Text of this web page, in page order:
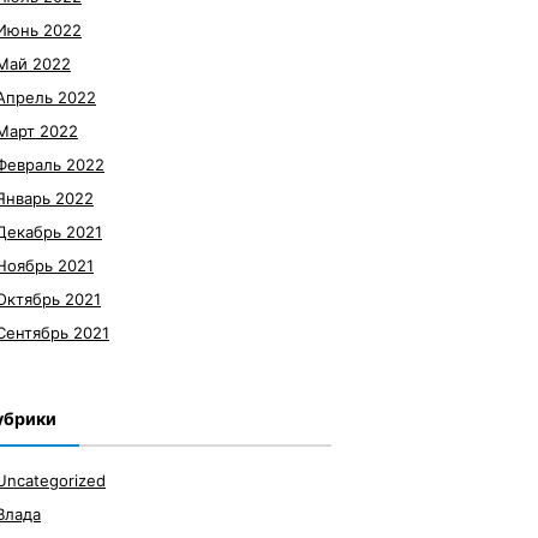
2022
2022
2022
2022
2022
2022
2021
2021
2021
2021